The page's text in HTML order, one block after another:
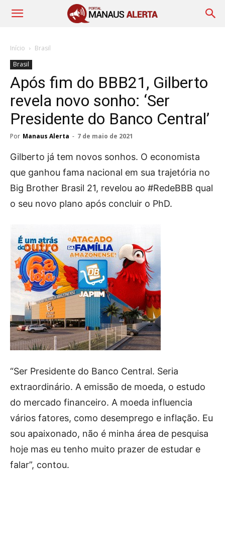
Início
Brasil
Brasil
Após fim do BBB21, Gilberto
revela novo sonho: ‘Ser
Presidente do Banco Central’
Por Manaus Alerta - 7 de maio de 2021
Gilberto já tem novos sonhos. O economista
que ganhou fama nacional em sua trajetória no
Big Brother Brasil 21, revelou ao #RedeBBB qual
o seu novo plano após concluir o PhD.
“Ser Presidente do Banco Central. Seria
extraordinário. A emissão de moeda, o estudo
do mercado financeiro. A moeda influencia
vários fatores, como desemprego e inflação. Eu
sou apaixonado, não é minha área de pesquisa
hoje mas eu tenho muito prazer de estudar e
falar”, contou.